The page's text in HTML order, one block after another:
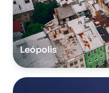
Leópolis